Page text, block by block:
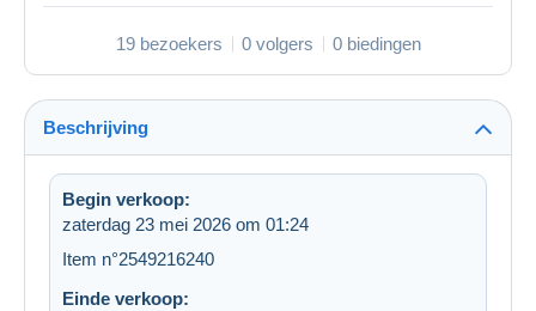
19 bezoekers 0 volgers 0 biedingen
Beschrijving
Begin verkoop:
zaterdag 23 mei 2026 om 01:24
Item n°2549216240
Einde verkoop: